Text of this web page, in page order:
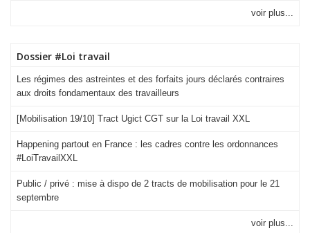
voir plus...
Dossier #Loi travail
Les régimes des astreintes et des forfaits jours déclarés contraires
aux droits fondamentaux des travailleurs
[Mobilisation 19/10] Tract Ugict CGT sur la Loi travail XXL
Happening partout en France : les cadres contre les ordonnances
#LoiTravailXXL
Public / privé : mise à dispo de 2 tracts de mobilisation pour le 21
septembre
voir plus...